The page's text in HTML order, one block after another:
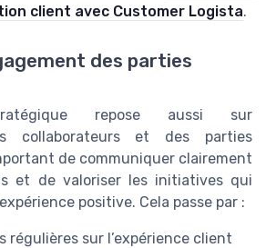
client avec Customer Logista.
des parties
repose aussi sur
collaborateurs et des parties
de communiquer clairement
et de valoriser les initiatives qui
positive. Cela passe par :
régulières sur l’expérience client